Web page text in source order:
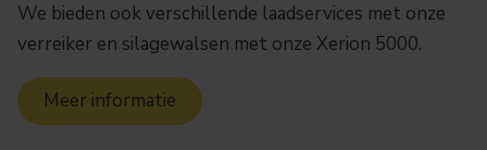
We bieden ook verschillende laadservices met onze
verreiker en silagewalsen met onze Xerion 5000.
Meer informatie